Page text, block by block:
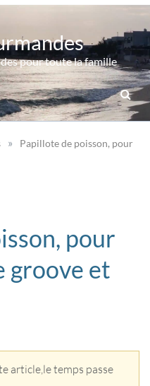
pour toute la famille
»
Papillote de poisson, pour
pour
groove et
article,le temps passe